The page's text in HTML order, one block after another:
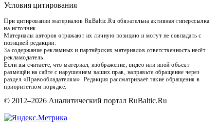
Условия цитирования
При цитировании материалов RuBaltic.Ru обязательна активная гиперссылка
на источник.
Материалы авторов отражают их личную позицию и могут не совпадать с
позицией редакции.
За содержание рекламных и партнёрских материалов ответственность несёт
рекламодатель.
Если вы считаете, что материал, изображение, видео или иной объект
размещён на сайте с нарушением ваших прав, направьте обращение через
раздел «Правообладателям». Редакция рассматривает такие обращения в
приоритетном порядке.
© 2012–2026 Аналитический портал RuBaltic.Ru